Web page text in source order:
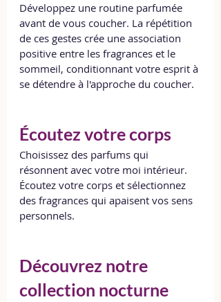
Développez une routine parfumée
avant de vous coucher. La répétition
de ces gestes crée une association
positive entre les fragrances et le
sommeil, conditionnant votre esprit à
se détendre à l'approche du coucher.
Écoutez votre corps
Choisissez des parfums qui
résonnent avec votre moi intérieur.
Écoutez votre corps et sélectionnez
des fragrances qui apaisent vos sens
personnels.
Découvrez notre
collection nocturne